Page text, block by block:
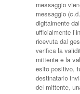
messaggio
messaggio
digitalmente
ufficialmente
ricevuta dal
verifica la
mittente e la
esito positivo,
destinatario
del mittente,